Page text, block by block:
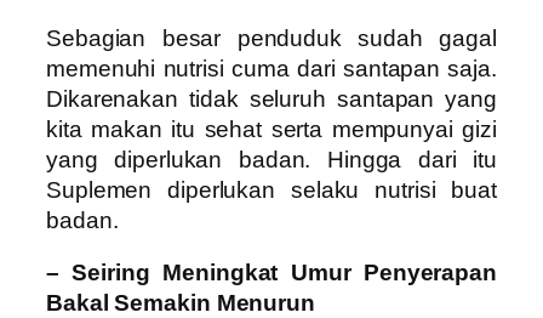
Sebagian besar penduduk sudah gagal
memenuhi nutrisi cuma dari santapan saja.
Dikarenakan tidak seluruh santapan yang
kita makan itu sehat serta mempunyai gizi
yang diperlukan badan. Hingga dari itu
Suplemen diperlukan selaku nutrisi buat
badan.
– Seiring Meningkat Umur Penyerapan
Bakal Semakin Menurun